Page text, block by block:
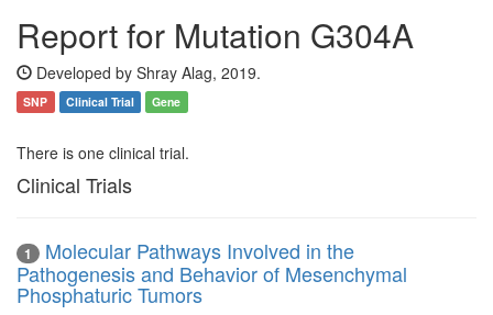
Report for Mutation G304A
Developed by Shray Alag, 2019.
SNP Clinical Trial Gene
There is one clinical trial.
Clinical Trials
1
Molecular Pathways Involved in the
Pathogenesis and Behavior of Mesenchymal
Phosphaturic Tumors